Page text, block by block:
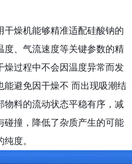
干燥机能够精准适配硅酸钠的
度、气流速度等关键参数的精
燥过程中不会因温度异常而发
能避免因干燥不 而出现吸潮结
物料的流动状态平稳有序，减
碰撞，降低了杂质产生的可能
度。